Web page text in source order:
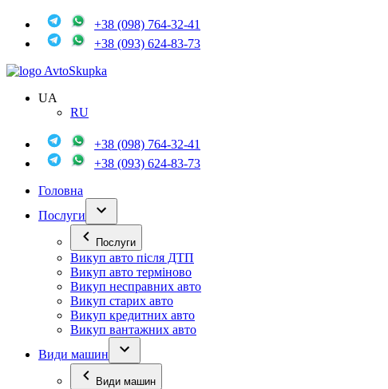
+38 (098) 764-32-41
+38 (093) 624-83-73
AvtoSkupka
UA
RU
+38 (098) 764-32-41
+38 (093) 624-83-73
Головна
Послуги
Послуги
Викуп авто після ДТП
Викуп авто терміново
Викуп несправних авто
Викуп старих авто
Викуп кредитних авто
Викуп вантажних авто
Види машин
Види машин